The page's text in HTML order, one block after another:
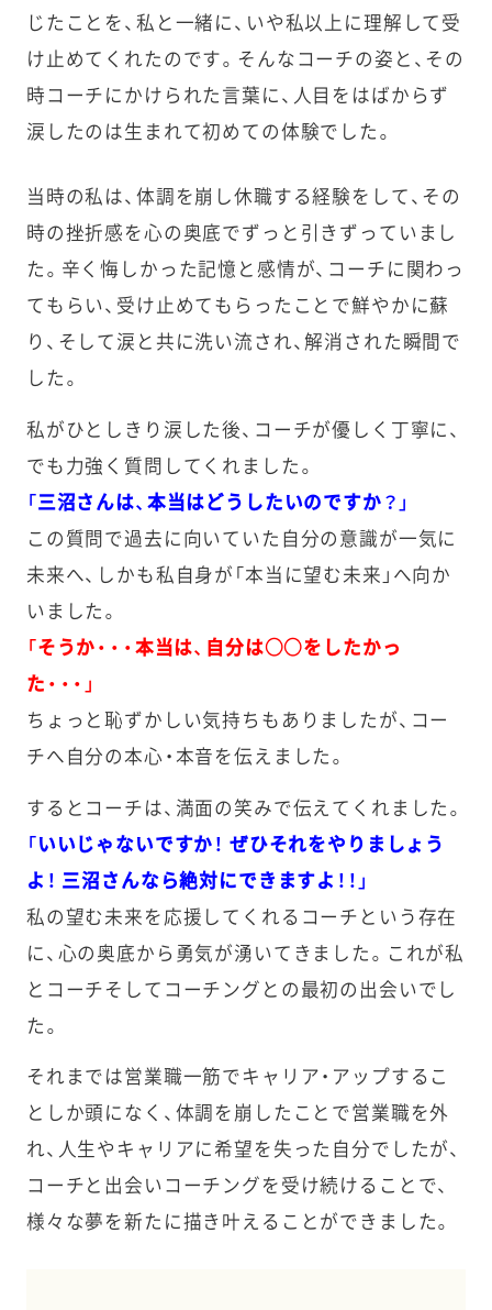
じたことを、私と一緒に、いや私以上に理解して受
け止めてくれたのです。そんなコーチの姿と、その
時コーチにかけられた言葉に、人目をはばからず
涙したのは生まれて初めての体験でした。
当時の私は、体調を崩し休職する経験をして、その
時の挫折感を心の奥底でずっと引きずっていまし
た。辛く悔しかった記憶と感情が、コーチに関わっ
てもらい、受け止めてもらったことで鮮やかに蘇
り、そして涙と共に洗い流され、解消された瞬間で
した。
私がひとしきり涙した後、コーチが優しく丁寧に、
でも力強く質問してくれました。
「三沼さんは、本当はどうしたいのですか？」
この質問で過去に向いていた自分の意識が一気に
未来へ、しかも私自身が「本当に望む未来」へ向か
いました。
「そうか・・・本当は、自分は○○をしたかっ
た・・・」
ちょっと恥ずかしい気持ちもありましたが、コー
チへ自分の本心・本音を伝えました。
するとコーチは、満面の笑みで伝えてくれました。
「いいじゃないですか！ ぜひそれをやりましょう
よ！ 三沼さんなら絶対にできますよ！！」
私の望む未来を応援してくれるコーチという存在
に、心の奥底から勇気が湧いてきました。これが私
とコーチそしてコーチングとの最初の出会いでし
た。
それまでは営業職一筋でキャリア・アップするこ
としか頭になく、体調を崩したことで営業職を外
れ、人生やキャリアに希望を失った自分でしたが、
コーチと出会いコーチングを受け続けることで、
様々な夢を新たに描き叶えることができました。